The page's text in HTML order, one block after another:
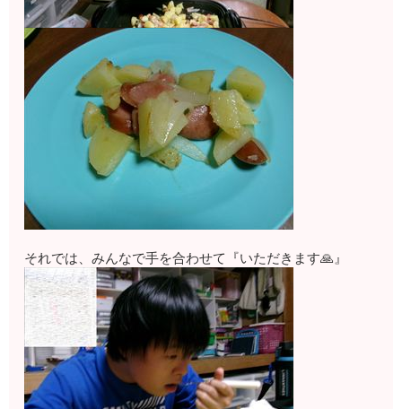
それでは、みんなで手を合わせて『いただきます🙏』